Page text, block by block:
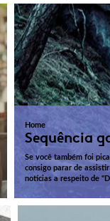
Home
Sequência
Se você também foi
consigo parar de
notícias a respeito de